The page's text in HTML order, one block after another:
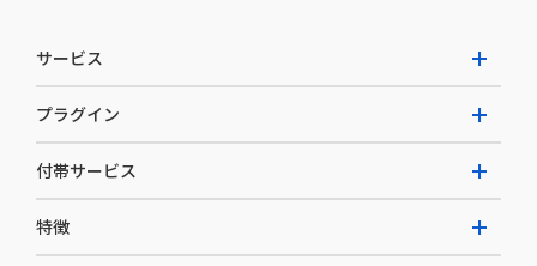
サービス
W2 Commerce Repeat
W2 Commerce BtoB
プラグイン
AI buddy
付帯サービス
特徴